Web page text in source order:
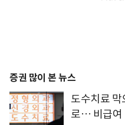
증권 많이 본 뉴스
도수치료
로… 비급여